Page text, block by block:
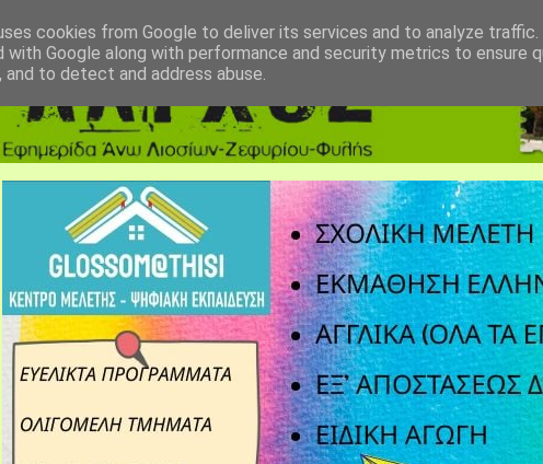
cookies from Google to deliver its services and to analyze traffic.
with Google along with performance and security metrics to ensure
to detect and address abuse.